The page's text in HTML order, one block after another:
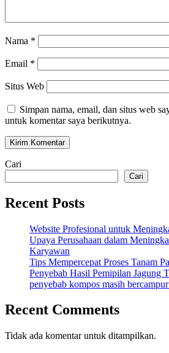
Nama *
Email *
Situs Web
Simpan nama, email, dan situs web
untuk komentar saya berikutnya.
Cari
Cari
Recent Posts
Website Profesional untuk
Upaya Perusahaan dalam
Karyawan
Tips Mempercepat Proses Tanam
Penyebab Hasil Pemipilan Jagung
penyebab kompos masih
Recent Comments
Tidak ada komentar untuk ditampilkan.